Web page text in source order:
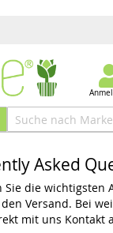
Asked
Sie die wichtigsten
Versand. Bei
mit uns Kontakt